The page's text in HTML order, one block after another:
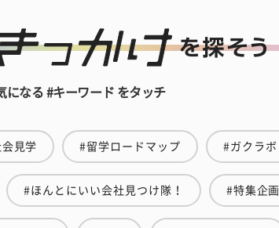
になる #キーワード をタッチ
見学 #留学ロードマップ #ガクラボ
#ほんとにいい会社見つけ隊！ #特集企画